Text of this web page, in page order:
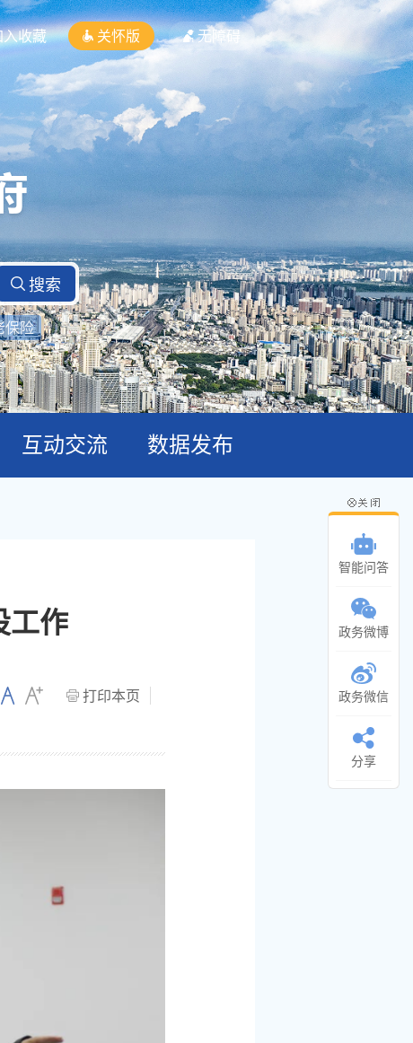
入收藏 关怀版 无障碍
保险
互动交流 数据发布
工作
打印本页
智能问答
政务微博
政务微信
分享